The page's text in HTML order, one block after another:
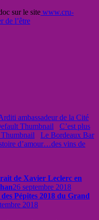
sur le site www.cru-
de l’être
ambassadeur de la Cité
C’est plus
Le Bordeaux Bar
d’amour…des vins de
de Xavier Leclerc en
26 septembre 2018
Pépites 2018 du Grand
2018